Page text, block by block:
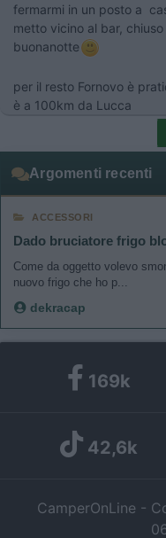
fermarmi in un posto a
metto vicino al bar,
buonanotte
per il resto Fornovo è
è a 100km da Lucca
Argomenti recenti
ACCESSORI
Dado bruciatore frigo
Come da oggetto volevo
nuovo frigo che ho p...
dekracap
169k
42,6k
CamperOnLine -